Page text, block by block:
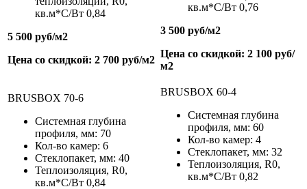
кв.м*С/Вт 0,84
5 500 руб/м2
Цена со скидкой: 2 700 руб/м2
кв.м*С/Вт 0,76
3 500 руб/м2
Цена со скидкой: 2 100 руб/
м2
BRUSBOX 70-6
Системная глубина
профиля, мм: 70
Кол-во камер: 6
Стеклопакет, мм: 40
Теплоизоляция, R0,
кв.м*С/Вт 0,84
BRUSBOX 60-4
Системная глубина
профиля, мм: 60
Кол-во камер: 4
Стеклопакет, мм: 32
Теплоизоляция, R0,
кв.м*С/Вт 0,82